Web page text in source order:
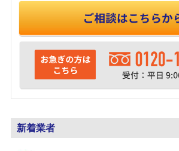
新着業者